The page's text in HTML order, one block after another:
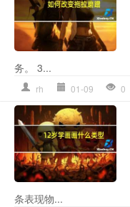
务。 3...
rh 01-09 0
条表现物...